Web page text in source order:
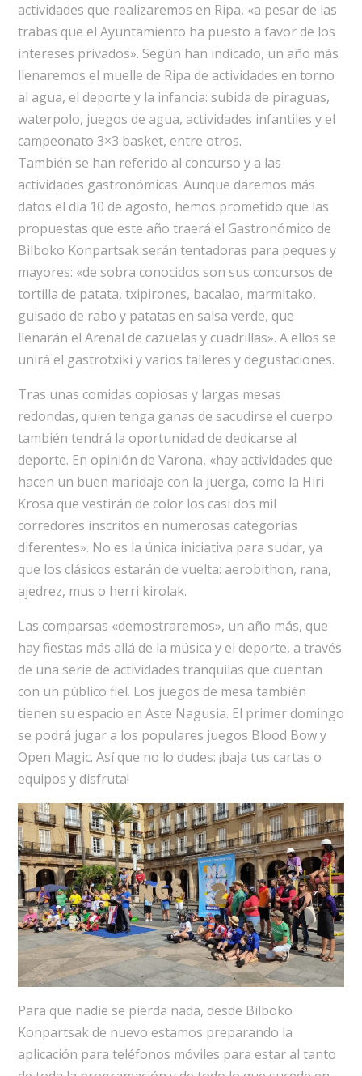
actividades que realizaremos en Ripa, «a pesar de las
trabas que el Ayuntamiento ha puesto a favor de los
intereses privados». Según han indicado, un año más
llenaremos el muelle de Ripa de actividades en torno
al agua, el deporte y la infancia: subida de piraguas,
waterpolo, juegos de agua, actividades infantiles y el
campeonato 3×3 basket, entre otros.
También se han referido al concurso y a las
actividades gastronómicas. Aunque daremos más
datos el día 10 de agosto, hemos prometido que las
propuestas que este año traerá el Gastronómico de
Bilboko Konpartsak serán tentadoras para peques y
mayores: «de sobra conocidos son sus concursos de
tortilla de patata, txipirones, bacalao, marmitako,
guisado de rabo y patatas en salsa verde, que
llenarán el Arenal de cazuelas y cuadrillas». A ellos se
unirá el gastrotxiki y varios talleres y degustaciones.
Tras unas comidas copiosas y largas mesas
redondas, quien tenga ganas de sacudirse el cuerpo
también tendrá la oportunidad de dedicarse al
deporte. En opinión de Varona, «hay actividades que
hacen un buen maridaje con la juerga, como la Hiri
Krosa que vestirán de color los casi dos mil
corredores inscritos en numerosas categorías
diferentes». No es la única iniciativa para sudar, ya
que los clásicos estarán de vuelta: aerobithon, rana,
ajedrez, mus o herri kirolak.
Las comparsas «demostraremos», un año más, que
hay fiestas más allá de la música y el deporte, a través
de una serie de actividades tranquilas que cuentan
con un público fiel. Los juegos de mesa también
tienen su espacio en Aste Nagusia. El primer domingo
se podrá jugar a los populares juegos Blood Bow y
Open Magic. Así que no lo dudes: ¡baja tus cartas o
equipos y disfruta!
Para que nadie se pierda nada, desde Bilboko
Konpartsak de nuevo estamos preparando la
aplicación para teléfonos móviles para estar al tanto